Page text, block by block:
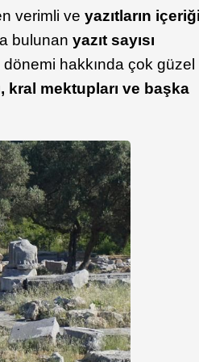
verimli veyazıtların
bulunanyazıt sayısı
hakkında çok güzel
kral mektupları ve başka